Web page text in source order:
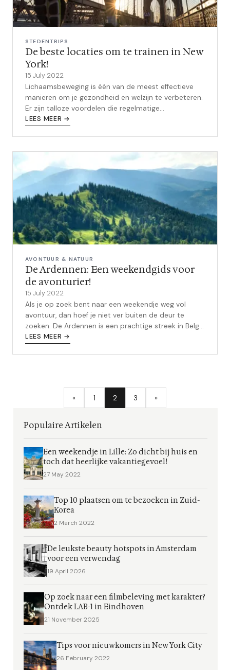
STEDENTRIPS
De beste locaties om te trainen in New
York!
15 July 2022
Lichaamsbeweging is één van de meest effectieve
manieren om je gezondheid en welzijn te verbeteren.
Er zijn talloze voordelen die regelmatige
lichaamsbeweging met zich meebrengt, w...
LEES MEER →
AVONTUUR & NATUUR
De Ardennen: Een weekendgids voor
de avonturier!
15 July 2022
Als je op zoek bent naar een weekendje weg vol
avontuur, dan hoef je niet ver buiten de deur te
zoeken. De Ardennen is een prachtige streek in België
die glooiende heuvels, dichte ...
LEES MEER →
« 1 2 3 »
Populaire Artikelen
Een weekendje in Lille: Zo dicht bij huis en
toch dat heerlijke vakantiegevoel!
27 May 2022
Top 10 plaatsen om te bezoeken in Zuid-
Korea
2 March 2022
De leukste beauty hotspots in Amsterdam
voor een verwendag
19 April 2026
Op zoek naar een filmbeleving met karakter?
Ontdek LAB-1 in Eindhoven
21 November 2025
Tips voor nieuwkomers in New York City
26 February 2022